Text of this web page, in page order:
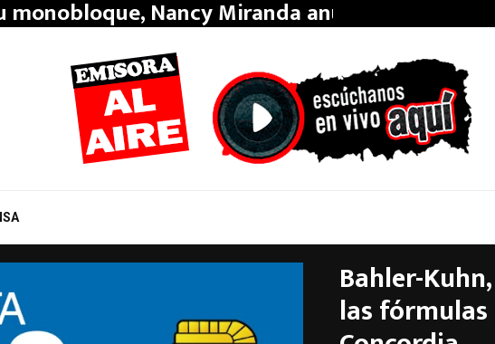
monobloque, Nancy Miranda anunció…
Bahler-
las